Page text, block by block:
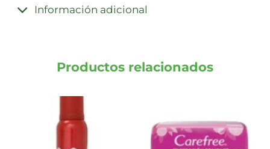
Información adicional
Productos relacionados